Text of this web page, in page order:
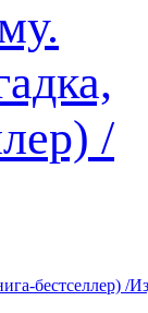
бестселлер) /